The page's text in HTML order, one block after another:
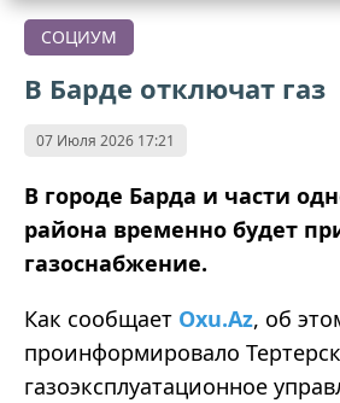
СОЦИУМ
В Барде отключат газ
07 Июля 2026 17:21
В городе Барда и части
района временно будет
газоснабжение.
Как сообщает Oxu.Az, об
проинформировало
газоэксплуатационное